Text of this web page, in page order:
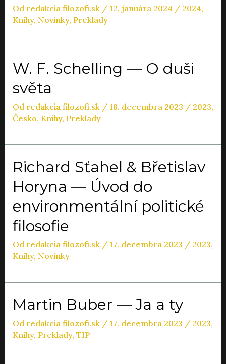
Od redakcia filozofi.sk / 12. januára 2024 / 2024,
Knihy, Novinky, Preklady
W. F. Schelling — O duši
světa
Od redakcia filozofi.sk / 18. decembra 2023 / 2023,
Česko, Knihy, Preklady
Richard Sťahel & Břetislav
Horyna — Úvod do
environmentální politické
filosofie
Od redakcia filozofi.sk / 17. decembra 2023 / 2023,
Knihy, Novinky
Martin Buber — Ja a ty
Od redakcia filozofi.sk / 17. decembra 2023 / 2023,
Knihy, Preklady, TIP